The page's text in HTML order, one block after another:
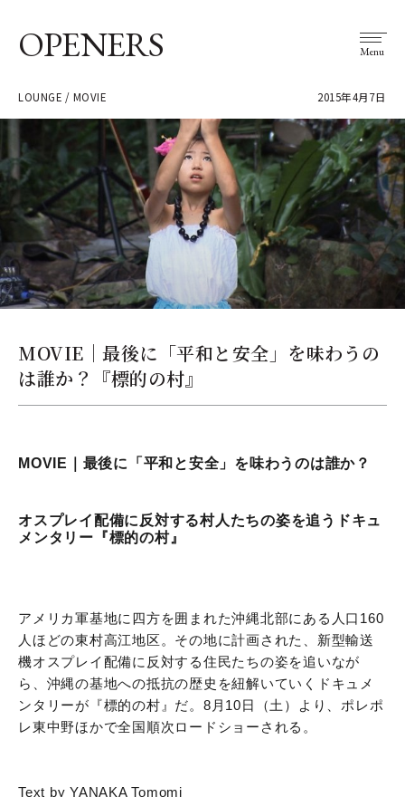
OPENERS Menu
LOUNGE / MOVIE 2015年4月7日
MOVIE｜最後に「平和と安全」を味わうの
は誰か？『標的の村』
MOVIE｜最後に「平和と安全」を味わうのは誰か？
オスプレイ配備に反対する村人たちの姿を追うドキュ
メンタリー『標的の村』
アメリカ軍基地に四方を囲まれた沖縄北部にある人口160
人ほどの東村高江地区。その地に計画された、新型輸送
機オスプレイ配備に反対する住民たちの姿を追いなが
ら、沖縄の基地への抵抗の歴史を紐解いていくドキュメ
ンタリーが『標的の村』だ。8月10日（土）より、ポレポ
レ東中野ほかで全国順次ロードショーされる。
Text by YANAKA Tomomi